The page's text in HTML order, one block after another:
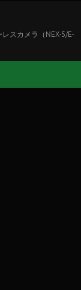
スカメラ（NEX-5/E-